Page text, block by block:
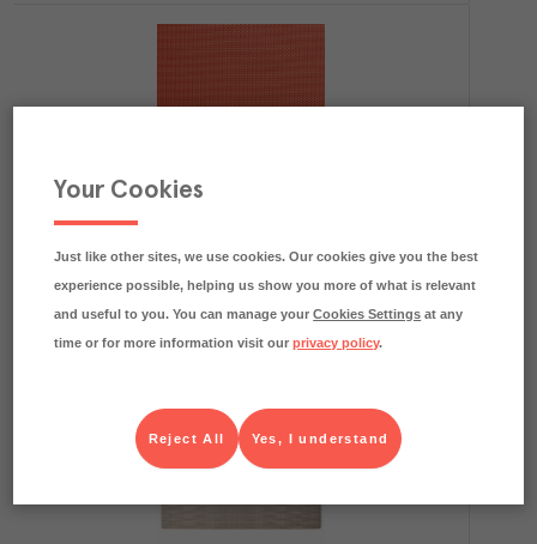
Bordstablett PVC Orange 45x33cm
Utrustning Art.nr.
Your Cookies
Just like other sites, we use cookies. Our cookies give you the best
experience possible, helping us show you more of what is relevant
and useful to you. You can manage yourCookies Settings at any
time or for more information visit ourprivacy policy.
Yes, I understand
Reject All